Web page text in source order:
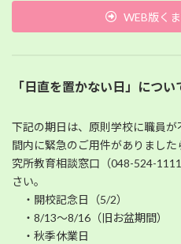
WEB版く
「日直を置かない日」につい
下記の期日は、原則学校に職員
間内に緊急のご用件がありまし
究所教育相談窓口（048-524-
さい。
・開校記念日（5/2）
・8/13～8/16（旧お盆期間）
・秋季休業日